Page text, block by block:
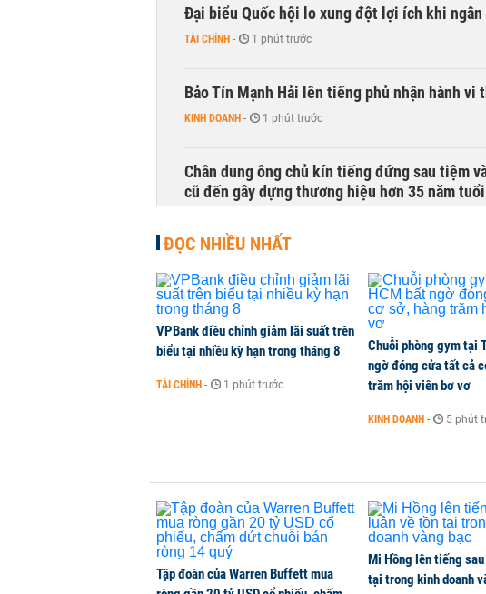
Đại biểu Quốc hội lo xung đột lợi ích khi
TÀI CHÍNH - 1 phút trước
Bảo Tín Mạnh Hải lên tiếng phủ nhận hành vi
KINH DOANH - 1 phút trước
Chân dung ông chủ kín tiếng đứng sau tiệm
cũ đến gây dựng thương hiệu hơn 35 năm tuổi
Việt Nam hút khách Ấn Độ, cạnh tranh Thái
THỜI SỰ - 1 phút trước
Vé máy bay đi Singapore, Thái Lan giảm sâu
KINH DOANH
Cán cân thương mại sắp đổi chiều?
ĐỌC NHIỀU NHẤT
VPBank điều chỉnh giảm lãi suất trên
biểu tại nhiều kỳ hạn trong tháng 8
TÀI CHÍNH - 1 phút trước
Chuỗi phòng gym tại
ngờ đóng cửa tất cả
trăm hội viên bơ vơ
KINH DOANH - 5 phút
Tập đoàn của Warren Buffett mua
Mi Hồng lên tiếng
tại trong kinh doanh